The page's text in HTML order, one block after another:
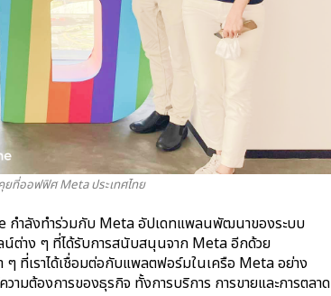
ยที่ออฟฟิศ Meta ประเทศไทย
กำลังทำร่วมกับ Meta อัปเดทแพลนพัฒนาของระบบ
ต่าง ๆ ที่ได้รับการสนับสนุนจาก Meta อีกด้วย
ๆ ที่เราได้เชื่อมต่อกับแพลตฟอร์มในเครือ Meta อย่าง
มต้องการของธุรกิจ ทั้งการบริการ การขายและการตลาด